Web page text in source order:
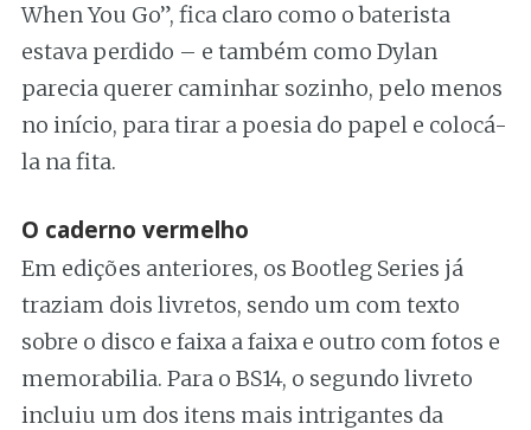
When You Go”, fica claro como o baterista
estava perdido – e também como Dylan
parecia querer caminhar sozinho, pelo menos
no início, para tirar a poesia do papel e colocá-
la na fita.
O caderno vermelho
Em edições anteriores, os Bootleg Series já
traziam dois livretos, sendo um com texto
sobre o disco e faixa a faixa e outro com fotos e
memorabilia. Para o BS14, o segundo livreto
incluiu um dos itens mais intrigantes da